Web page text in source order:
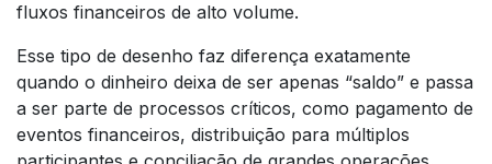
fluxos financeiros de alto volume.
Esse tipo de desenho faz diferença exatamente
quando o dinheiro deixa de ser apenas “saldo” e passa
a ser parte de processos críticos, como pagamento de
eventos financeiros, distribuição para múltiplos